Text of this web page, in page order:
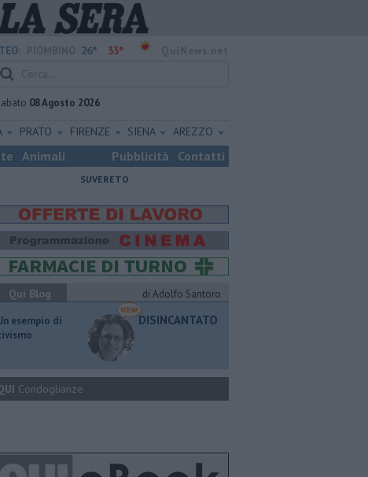
26° 33°
08 Agosto 2026
PRATO FIRENZE SIENA AREZZO
Animali Pubblicità Contatti
SUVERETO
Qui Blog
di Adolfo Santoro
esempio di
DISINCANTATO
Condoglianze